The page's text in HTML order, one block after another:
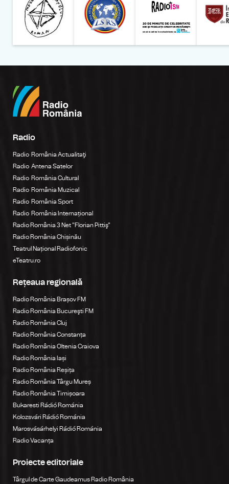
Radio
Radio România Actualitaţi
Radio Antena Satelor
Radio România Cultural
Radio România Muzical
Radio România Sport
Radio România Internațional
Radio România 3 Net "Florian Pittiş"
Radio România Chișinău
Teatrul Național Radiofonic
eTeatru.ro
Rețeaua regională
Radio România Brașov FM
Radio România Bucureşti FM
Radio România Cluj
Radio România Constanța
Radio România Oltenia Craiova
Radio România Iași
Radio România Reșița
Radio România Târgu Mureș
Radio România Timișoara
Bukaresti Rádió Románia
Kolozsvári Rádió Románia
Marosvásárhelyi Rádió Románia
Radio Vacanța
Proiecte editoriale
Târgul de Carte Gaudeamus Radio România